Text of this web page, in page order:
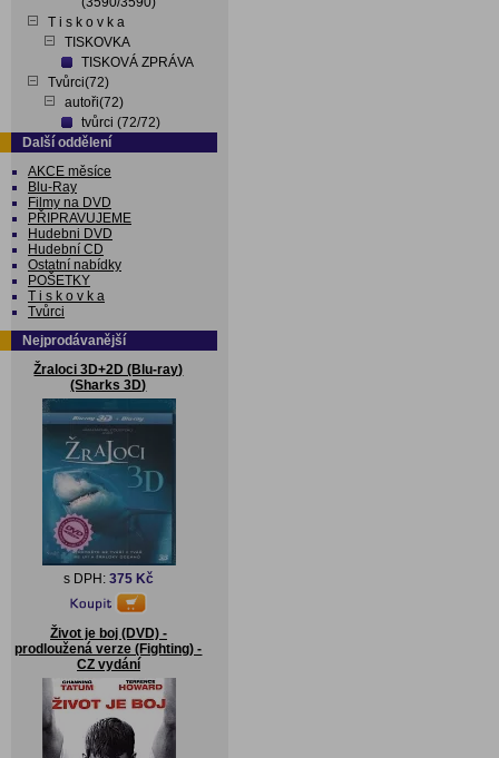
T i s k o v k a
TISKOVKA
TISKOVÁ ZPRÁVA
Tvůrci(72)
autoři(72)
tvůrci (72/72)
Další oddělení
AKCE měsíce
Blu-Ray
Filmy na DVD
PŘIPRAVUJEME
Hudebni DVD
Hudební CD
Ostatní nabídky
POŠETKY
T i s k o v k a
Tvůrci
Nejprodávanější
Žraloci 3D+2D (Blu-ray)
(Sharks 3D)
s DPH: 375 Kč
Život je boj (DVD) -
prodloužená verze (Fighting) -
CZ vydání